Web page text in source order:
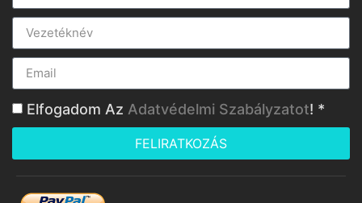
Elfogadom Az Adatvédelmi Szabályzatot! *
FELIRATKOZÁS